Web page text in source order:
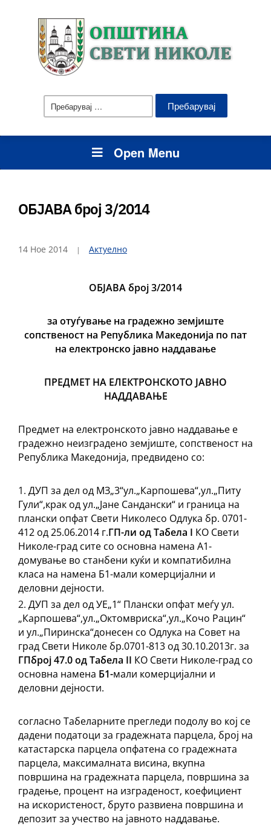
Пребарувај
за:
Open Menu
ОБЈАВА број 3/2014
14 Ное 2014 Актуелно
ОБЈАВАброј3/2014
за отуѓување на градежно земјиште
сопственост на Република Македонија по пат
на електронско јавно наддавање
ПРЕДМЕТ НА ЕЛЕКТРОНСКОТО ЈАВНО
НАДДАВАЊЕ
Предмет на електронското јавно наддавање е
градежно неизградено земјиште, сопственост на
Република Македонија, предвидено со:
ДУП за дел од МЗ„3“ул.„Карпошева“,ул.„Питу
Гули“,крак од ул.„Јане Сандански“ и граница на
плански опфат Свети Николесо Одлука бр. 0701-
412 од 25.06.2014 г.ГП-ли од Табела I КО Свети
Николе-град сите со основна намена А1-
домување во станбени куќи и компатибилна
класа на намена Б1-мали комерцијални и
деловни дејности.
ДУП за дел од УЕ„1“ Плански опфат меѓу ул.
„Карпошева“,ул.„Октомвриска“,ул.„Кочо Рацин“
и ул.„Пиринска“донесен со Одлука на Совет на
град Свети Николе бр.0701-813 од 30.10.2013г. за
ГПброј 47.0од Табела II КО Свети Николе-град со
основна намена Б1-мали комерцијални и
деловни дејности.
согласно Табеларните прегледи подолу во кој се
дадени податоци за градежната парцела, број на
катастарска парцела опфатена со градежната
парцела, максималната висина, вкупна
површина на градежната парцела, површина за
градење, процент на изграденост, коефициент
на искористеност, бруто развиена површина и
депозит за учество на јавното наддавање.